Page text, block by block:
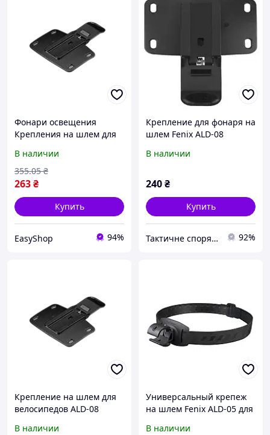
Фонари освещения
Крепления на шлем для
Helmet Holder Для
автономного
использования
В наличии
263₴
355.05 ₴
Купить
EasyShop 94%
Крепление для фонаря на
шлем Fenix ALD-08
В наличии
240₴
Купить
Тактичне спорядження 92%
Крепление на шлем для
велосипедов ALD-08
В наличии
Универсальный крепеж
на шлем Fenix ALD-05 для
В наличии